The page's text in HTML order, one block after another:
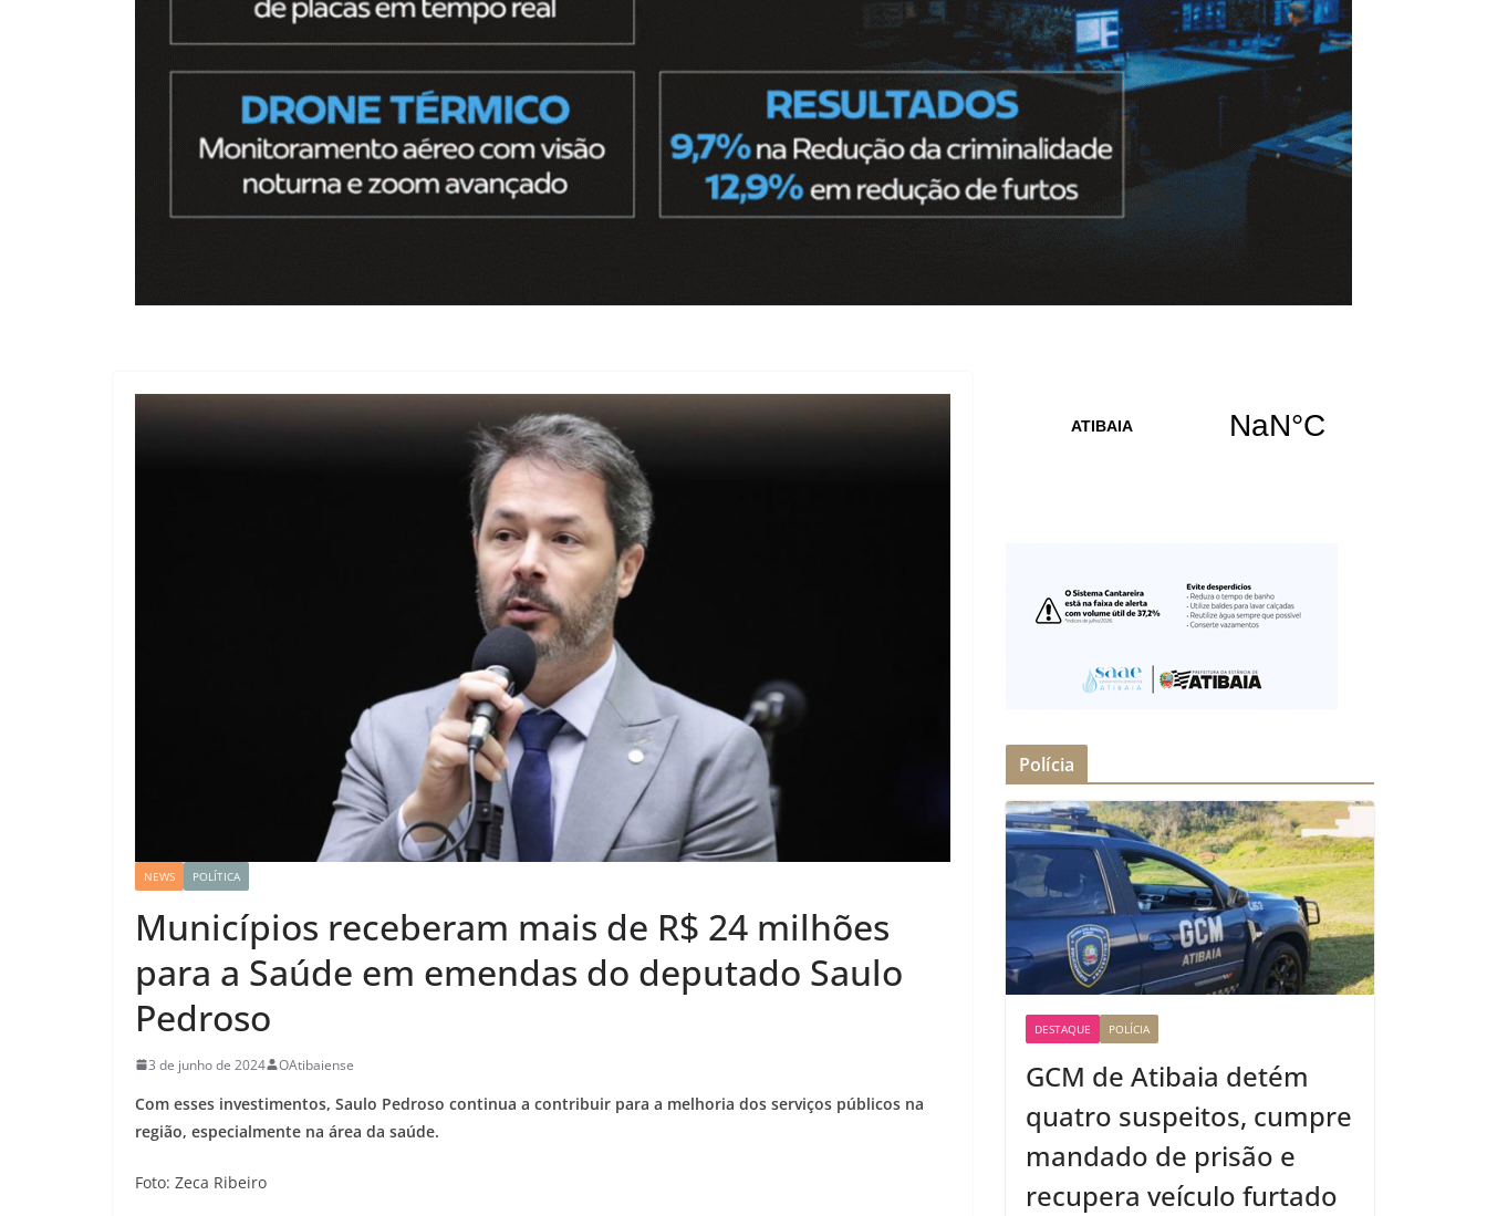
NEWS POLÍTICA
Municípios receberam mais de R$ 24 milhões
para a Saúde em emendas do deputado Saulo
Pedroso
3 de junho de 2024 OAtibaiense
Com esses investimentos, Saulo Pedroso continua a contribuir para a melhoria dos serviços públicos na
região, especialmente na área da saúde.
Foto: Zeca Ribeiro
Polícia
DESTAQUE POLÍCIA
GCM de Atibaia detém
quatro suspeitos, cumpre
mandado de prisão e
recupera veículo furtado